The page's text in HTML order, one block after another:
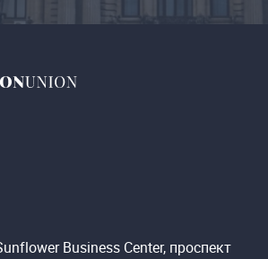
Business Center, проспект